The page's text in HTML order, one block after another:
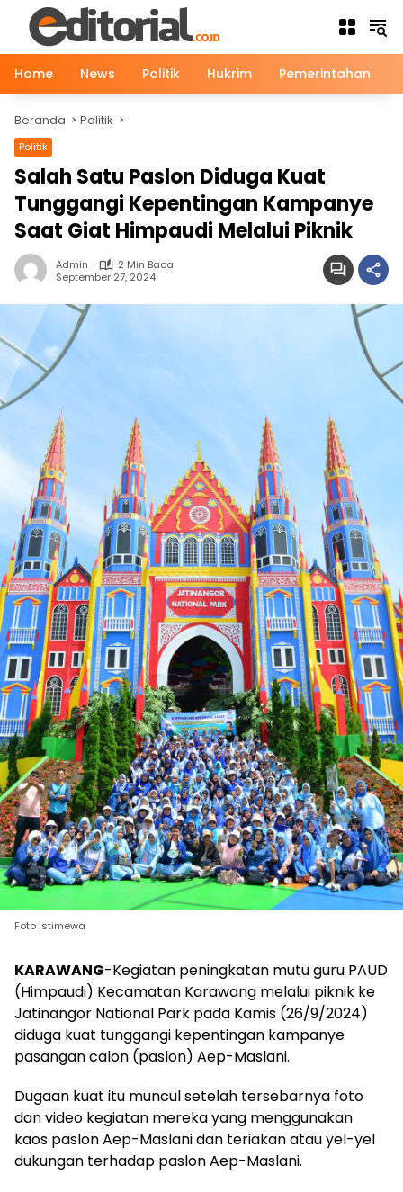
Langsung
konten
Home
News Politik Hukrim Pemerintahan
Beranda Politik
Politik
Salah Satu Paslon Diduga Kuat
Tunggangi Kepentingan Kampanye
Saat Giat Himpaudi Melalui Piknik
Admin
2 Min Baca
September 27, 2024
Foto Istimewa
KARAWANG-Kegiatan peningkatan mutu guru PAUD
(Himpaudi) Kecamatan Karawang melalui piknik ke
Jatinangor National Park pada Kamis (26/9/2024)
diduga kuat tunggangi kepentingan kampanye
pasangan calon (paslon) Aep-Maslani.
Dugaan kuat itu muncul setelah tersebarnya foto
dan video kegiatan mereka yang menggunakan
kaos paslon Aep-Maslani dan teriakan atau yel-yel
dukungan terhadap paslon Aep-Maslani.